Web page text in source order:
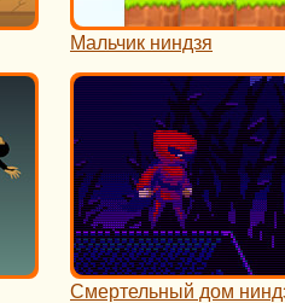
Мальчик ниндзя
Смертельный дом